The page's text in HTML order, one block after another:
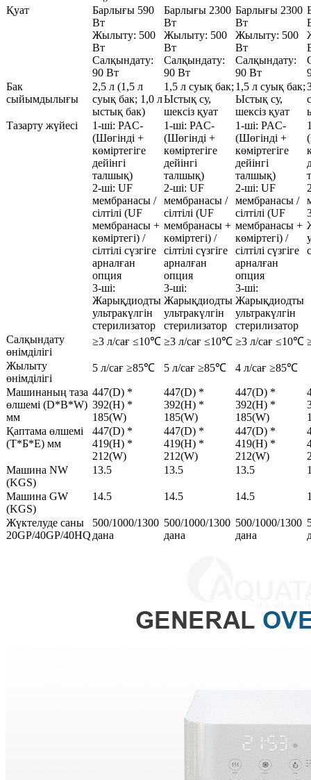
Қуат
Барлығы 590
Вт
Жылыту: 500
Вт
Салқындату:
90 Вт
Барлығы 2300
Вт
Жылыту: 500
Вт
Салқындату:
90 Вт
Барлығы 2300
Вт
Жылыту: 500
Вт
Салқындату:
90 Вт
Бак
сыйымдылығы
2,5 л (1,5 л
суық бак; 1,0 л
ыстық бак)
1,5 л суық бак;
Ыстық су,
шексіз қуат
1,5 л суық бак;
Ыстық су,
шексіз қуат
Тазарту жүйесі
1-ші: PAC-
(Шөгінді +
көміртегіге
дейінгі
талшық)
2-ші: UF
мембранасы /
сілтілі (UF
мембранасы +
көміртегі) /
сілтілі сүзгіге
арналған
опция
3-ші:
Жарықдиодты
ультракүлгін
стерилизатор
1-ші: PAC-
(Шөгінді +
көміртегіге
дейінгі
талшық)
2-ші: UF
мембранасы /
сілтілі (UF
мембранасы +
көміртегі) /
сілтілі сүзгіге
арналған
опция
3-ші:
Жарықдиодты
ультракүлгін
стерилизатор
1-ші: PAC-
(Шөгінді +
көміртегіге
дейінгі
талшық)
2-ші: UF
мембранасы /
сілтілі (UF
мембранасы +
көміртегі) /
сілтілі сүзгіге
арналған
опция
3-ші:
Жарықдиодты
ультракүлгін
стерилизатор
Салқындату
өнімділігі
≥3 л/сағ ≤10℃ ≥3 л/сағ ≤10℃ ≥3 л/сағ ≤10℃
Жылыту
өнімділігі
5 л/сағ ≥85℃ 5 л/сағ ≥85℃ 4 л/сағ ≥85℃
Машинаның таза
өлшемі (D*B*W)
мм
447(D) *
392(H) *
185(W)
447(D) *
392(H) *
185(W)
447(D) *
392(H) *
185(W)
Қаптама өлшемі
(Т*Б*Е) мм
447(D) *
419(H) *
212(W)
447(D) *
419(H) *
212(W)
447(D) *
419(H) *
212(W)
Машина NW
(KGS)
13.5 13.5 13.5
Машина GW
(KGS)
14.5 14.5 14.5
Жүктелуде саны
20GP/40GP/40HQ
500/1000/1300
дана
500/1000/1300
дана
500/1000/1300
дана